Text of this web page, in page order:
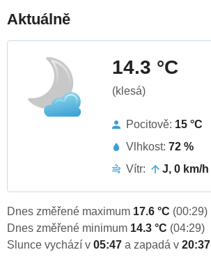
Aktuálně
14.3 °C
(klesá)
Pocitově: 15 °C
Vlhkost: 72 %
Vítr:
J, 0 km/h
Dnes změřené maximum 17.6 °C (00:29)
Dnes změřené minimum 14.3 °C (04:29)
Slunce vychází v 05:47 a zapadá v 20:37